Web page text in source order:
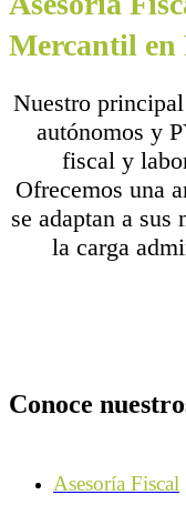
Mercantil en
Nuestro
autónomos y
fiscal y
Ofrecemos una
se adaptan a sus
la carga
Conoce
Asesoría Fiscal